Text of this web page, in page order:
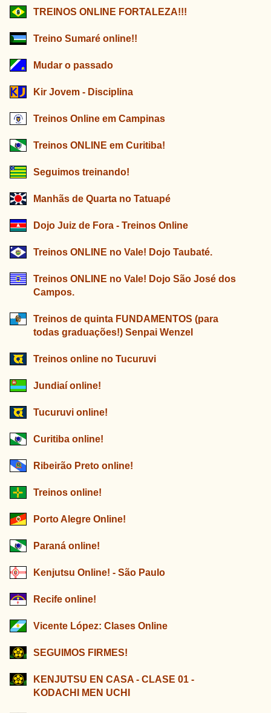
TREINOS ONLINE FORTALEZA!!!
Treino Sumaré online!!
Mudar o passado
Kir Jovem - Disciplina
Treinos Online em Campinas
Treinos ONLINE em Curitiba!
Seguimos treinando!
Manhãs de Quarta no Tatuapé
Dojo Juiz de Fora - Treinos Online
Treinos ONLINE no Vale! Dojo Taubaté.
Treinos ONLINE no Vale! Dojo São José dos
Campos.
Treinos de quinta FUNDAMENTOS (para
todas graduações!) Senpai Wenzel
Treinos online no Tucuruvi
Jundiaí online!
Tucuruvi online!
Curitiba online!
Ribeirão Preto online!
Treinos online!
Porto Alegre Online!
Paraná online!
Kenjutsu Online! - São Paulo
Recife online!
Vicente López: Clases Online
SEGUIMOS FIRMES!
KENJUTSU EN CASA - CLASE 01 -
KODACHI MEN UCHI